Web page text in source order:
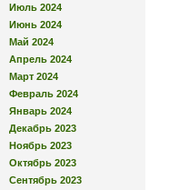
Июль 2024
Июнь 2024
Май 2024
Апрель 2024
Март 2024
Февраль 2024
Январь 2024
Декабрь 2023
Ноябрь 2023
Октябрь 2023
Сентябрь 2023